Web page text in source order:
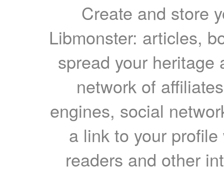
Create and store
Libmonster: articles,
spread your heritage
network of
engines, social
a link to your
readers and other